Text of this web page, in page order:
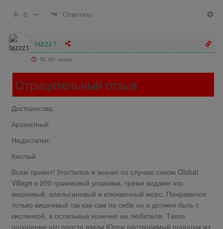
0
Ответить
lazzz1
56 лет назад
Отрицательный отзыв
Достоинства:
Ароматный
Недостатки:
Кислый
Всем привет! Угостился я значит по случаю соком Global
Village в 200 граммовой упаковки, тремя видами это
вишневый, апельсиновый и клюквенный морс. Понравился
только вишневый так как сам по себе он и должен быть с
кислинкой, а остальные конечно на любителя. Такое
ощущение что просто взяли Юппи растворимый порошок из